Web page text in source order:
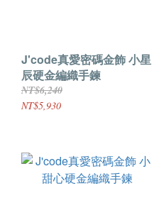
J'code真愛密碼金飾 小星
辰硬金編織手鍊
NT$6,240
NT$5,930